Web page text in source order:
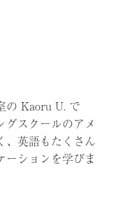
の Kaoru U. で
スクールのアメ
、英語もたくさん
ーションを学びま